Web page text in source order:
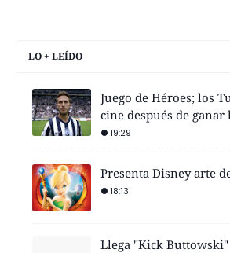
LO + LEÍDO
Juego de Héroes; los
cine después de ganar
19:29
Presenta Disney arte
18:13
Llega "Kick Buttowski"